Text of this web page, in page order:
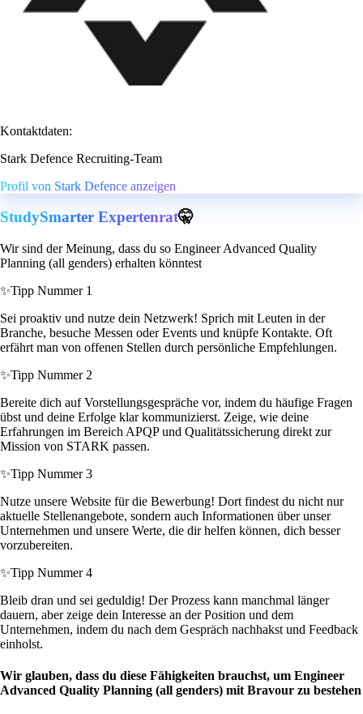
Kontaktdaten:
Stark Defence Recruiting-Team
Profil von Stark Defence anzeigen
StudySmarter Expertenrat🤫
Wir sind der Meinung, dass du so Engineer Advanced Quality
Planning (all genders) erhalten könntest
✨Tipp Nummer 1
Sei proaktiv und nutze dein Netzwerk! Sprich mit Leuten in der
Branche, besuche Messen oder Events und knüpfe Kontakte. Oft
erfährt man von offenen Stellen durch persönliche Empfehlungen.
✨Tipp Nummer 2
Bereite dich auf Vorstellungsgespräche vor, indem du häufige Fragen
übst und deine Erfolge klar kommunizierst. Zeige, wie deine
Erfahrungen im Bereich APQP und Qualitätssicherung direkt zur
Mission von STARK passen.
✨Tipp Nummer 3
Nutze unsere Website für die Bewerbung! Dort findest du nicht nur
aktuelle Stellenangebote, sondern auch Informationen über unser
Unternehmen und unsere Werte, die dir helfen können, dich besser
vorzubereiten.
✨Tipp Nummer 4
Bleib dran und sei geduldig! Der Prozess kann manchmal länger
dauern, aber zeige dein Interesse an der Position und dem
Unternehmen, indem du nach dem Gespräch nachhakst und Feedback
einholst.
Wir glauben, dass du diese Fähigkeiten brauchst, um Engineer
Advanced Quality Planning (all genders) mit Bravour zu bestehen